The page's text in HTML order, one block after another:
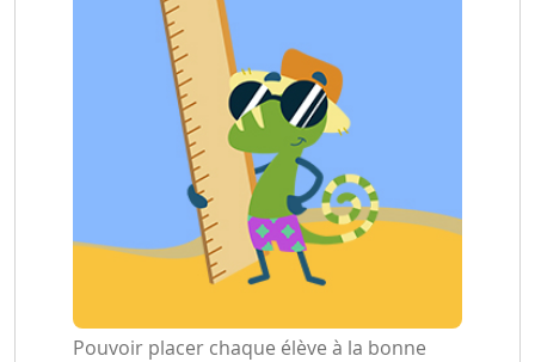
Pouvoir placer chaque élève à la bonne